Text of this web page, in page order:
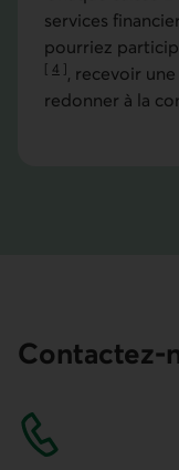
services
pourriez
[ 4 ]
Aller à la note
, recevoir une
redonner à la
Contactez-